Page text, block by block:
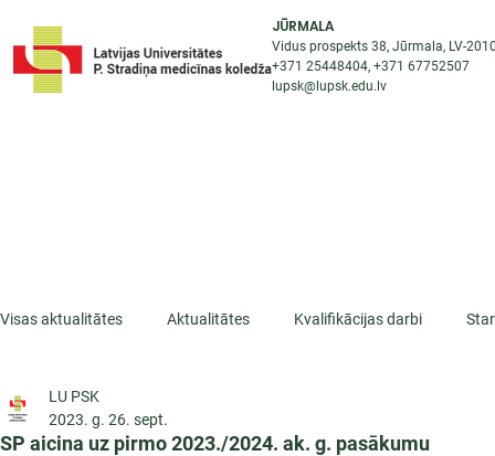
JŪRMALA
Vidus prospekts 38, Jūrmala, LV-
+371 25448404, +371 67752507
lupsk@lupsk.edu.lv
Visas aktualitātes Aktualitātes Kvalifikācijas darbi
ESF projekti
SP aicina uz pirmo 2023./2024. ak. g. pasākumu
LU PSK
2023. g. 26. sept.